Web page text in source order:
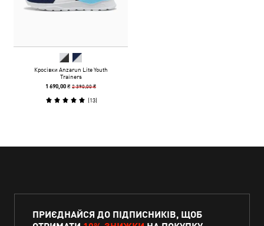
Кросівки Anzarun Lite Youth
Trainers
1 690,00 ₴2 390,00 ₴
(13)
ПРИЄДНАЙСЯ ДО ПІДПИСНИКІВ, ЩОБ